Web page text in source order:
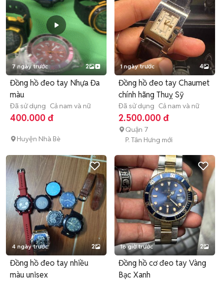
7 ngày trước 2
Đồng hồ đeo tay Nhựa Đa
màu
Đã sử dụng Cả nam và nữ
400.000 đ
Huyện Nhà Bè
1 ngày trước 4
Đồng hồ đeo tay Chaumet
chính hãng Thuỵ Sỹ
Đã sử dụng Cả nam và nữ
2.500.000 đ
Quận 7
P. Tân Hưng mới
4 ngày trước 2
Đồng hồ đeo tay nhiều
màu unisex
18 giờ trước 2
Đồng hồ cơ đeo tay Vàng
Bạc Xanh